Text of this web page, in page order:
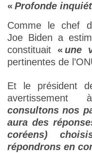
« Profonde
Comme le chef
Joe Biden a
constituait « une
pertinentes de
Et le président
consultons nos
aura des
coréens)
répondrons en